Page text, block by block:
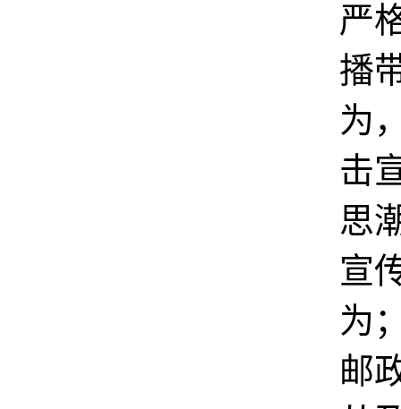
严
播
为
击
思
宣
为
邮